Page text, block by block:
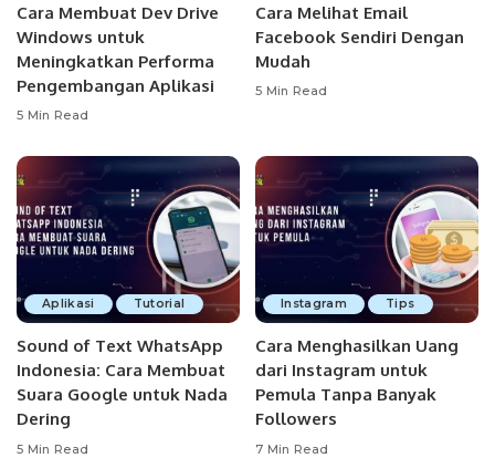
Cara Membuat Dev Drive
Windows untuk
Meningkatkan Performa
Pengembangan Aplikasi
5 Min Read
Cara Melihat Email
Facebook Sendiri Dengan
Mudah
5 Min Read
Aplikasi Tutorial
Sound of Text WhatsApp
Indonesia: Cara Membuat
Suara Google untuk Nada
Dering
5 Min Read
Instagram Tips
Cara Menghasilkan Uang
dari Instagram untuk
Pemula Tanpa Banyak
Followers
7 Min Read